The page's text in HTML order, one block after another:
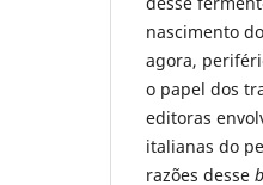
nascimento
agora,
o papel dos
editoras
italianas do
razões desse